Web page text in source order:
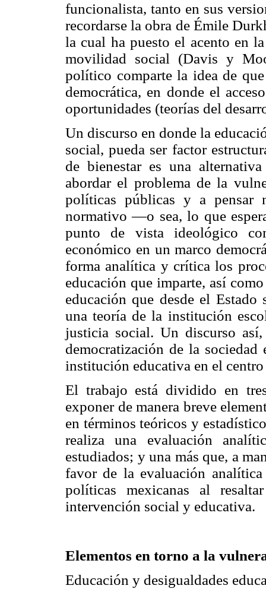
funcionalista, tanto en sus
recordarse la obra de Émile
la cual ha puesto el acento en
movilidad social (Davis y
político comparte la idea de
democrática, en donde el
oportunidades (teorías del
Un discurso en donde la
social, pueda ser factor
de bienestar es una
abordar el problema de la
políticas públicas y a pensar
normativo —o sea, lo que
punto de vista ideológico
económico en un marco
forma analítica y crítica los
educación que imparte, así
educación que desde el
una teoría de la institución
justicia social. Un discurso
democratización de la
institución educativa en el
El trabajo está dividido en
exponer de manera breve
en términos teóricos y
realiza una evaluación
estudiados; y una más que, a
favor de la evaluación
políticas mexicanas al
intervención social y educativa.
Elementos en torno a la
Educación y desigualdades